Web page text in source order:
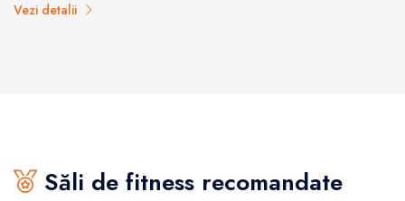
Vezi detalii
Săli de fitness recomandate